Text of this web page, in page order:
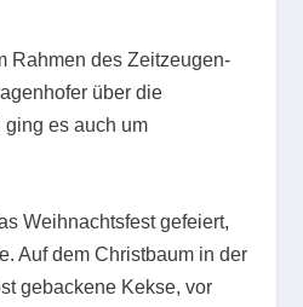
Rahmen des Zeitzeugen-
über die
es auch um
Weihnachtsfest gefeiert,
Auf dem Christbaum in der
gebackene Kekse, vor